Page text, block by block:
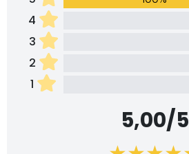
4
3
2
1
5,00/5